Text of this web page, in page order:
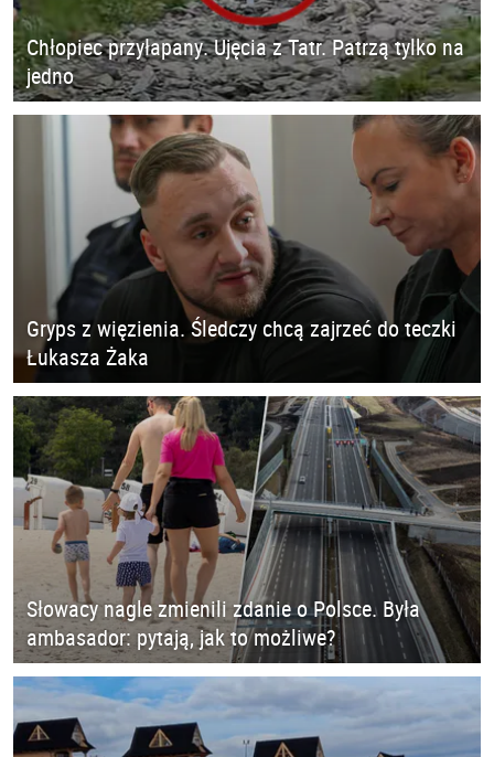
Chłopiec przyłapany. Ujęcia z Tatr. Patrzą tylko na
jedno
Gryps z więzienia. Śledczy chcą zajrzeć do teczki
Łukasza Żaka
Słowacy nagle zmienili zdanie o Polsce. Była
ambasador: pytają, jak to możliwe?